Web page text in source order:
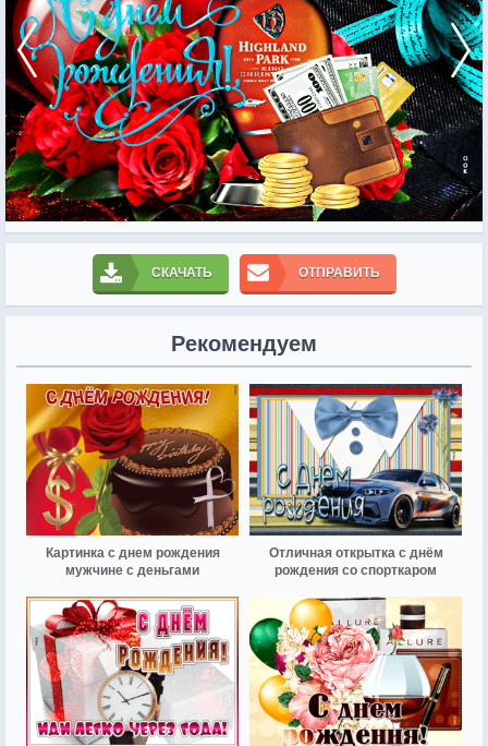
СКАЧАТЬ ОТПРАВИТЬ
Рекомендуем
Картинка с днем рождения
мужчине с деньгами
Отличная открытка с днём
рождения со спорткаром